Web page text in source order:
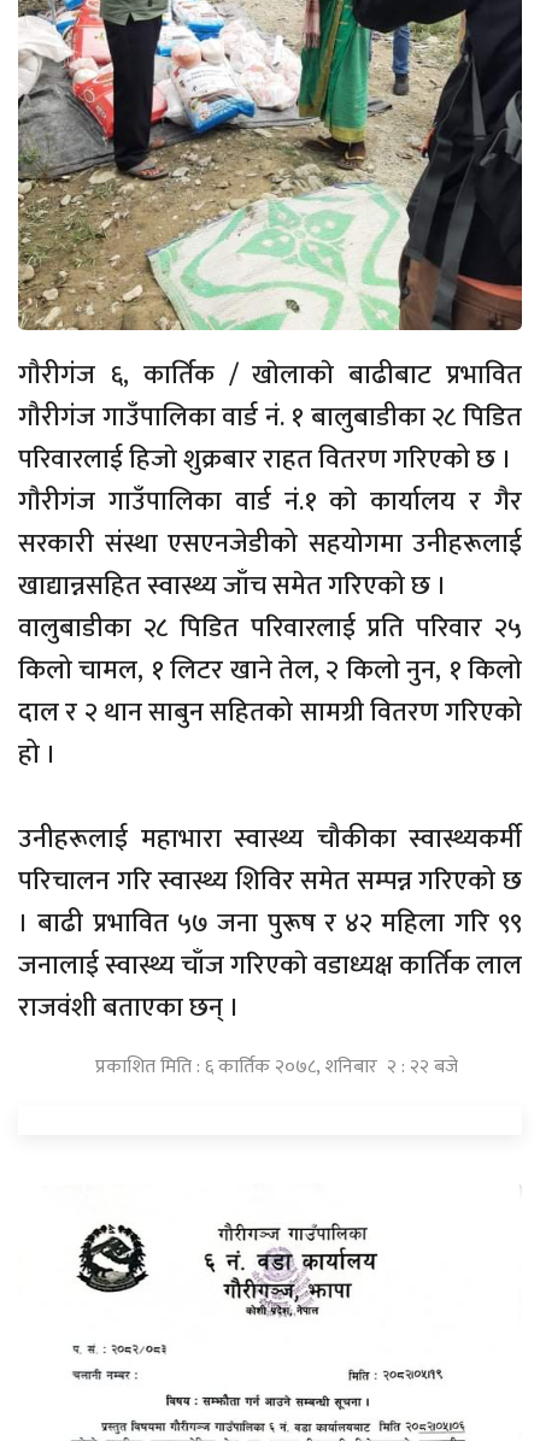
गाैरीगंज ६, कार्तिक / खाेलाकाे बाढीबाट प्रभावित
गौरीगंज गाउँपालिका वार्ड नं. १ बालुबाडीका २८ पिडित
परिवारलाई हिजाे शुक्रबार राहत वितरण गरिएको छ ।
गाैरीगंज गाउँपालिका वार्ड नं.१ काे कार्यालय र गैर
सरकारी संस्था एसएनजेडीको सहयोगमा उनीहरूलाई
खाद्यान्नसहित स्वास्थ्य जाँच समेत गरिएकाे छ ।
वालुबाडीका २८ पिडित परिवारलाई प्रति परिवार २५
किलो चामल, १ लिटर खाने तेल, २ किलो नुन, १ किलो
दाल र २ थान साबुन सहितको सामग्री वितरण गरिएको
हो ।
उनीहरूलाई महाभारा स्वास्थ्य चौकीका स्वास्थ्यकर्मी
परिचालन गरि स्वास्थ्य शिविर समेत सम्पन्न गरिएको छ
। बाढी प्रभावित ५७ जना पुरूष र ४२ महिला गरि ९९
जनालाई स्वास्थ्य चाँज गरिएकाे वडाध्यक्ष कार्तिक लाल
राजवंशी बताएका छन् ।
प्रकाशित मिति : ६ कार्तिक २०७८, शनिबार २ : २२ बजे